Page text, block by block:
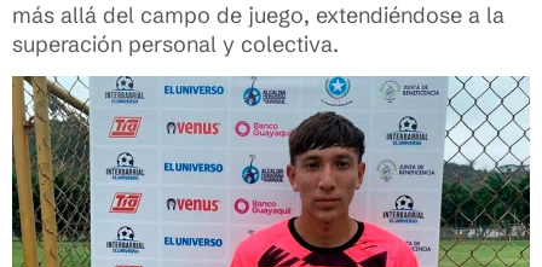
más allá del campo de juego, extendiéndose a la
superación personal y colectiva.